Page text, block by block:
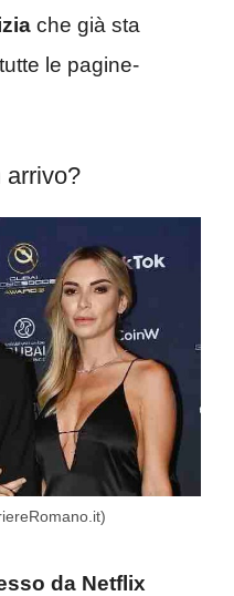
che già sta
le pagine-
arrivo?
da Netflix